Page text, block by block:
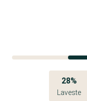
28%
Laveste